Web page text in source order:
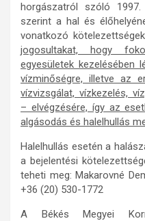
horgászatról szóló
szerint a hal és
vonatkozó
jogosultakat, hogy
egyesületek kezelésében
vízminőségre, illetve az
vízvizsgálat, vízkezelés,
– elvégzésére, így az
algásodás és halelhullás
Halelhullás esetén a
a bejelentési
teheti meg: Makarovné
+36 (20) 530-1772
A Békés Megyei